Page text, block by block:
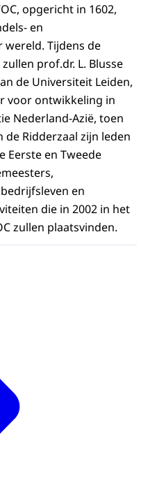
opgericht in 1602,
en
Tijdens de
prof.dr. L. Blusse
de Universiteit Leiden,
voor ontwikkeling in
Nederland-Azië, toen
Ridderzaal zijn leden
Eerste en Tweede
en
die in 2002 in het
zullen plaatsvinden.